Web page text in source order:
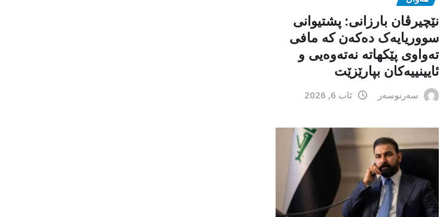
نێچیرڤان بارزانی: پشتیوانی
سووریایەک دەکەن کە مافی
تەواوی پێکهاتە نەتەوەیی و
ئایینییەکان بپارێزێت
سەرنوسەر ئاب 6, 2026